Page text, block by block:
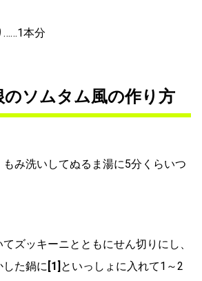
……1本分
のソムタム風の作り方
み洗いしてぬるま湯に5分くらいつ
ズッキーニとともにせん切りにし、
した鍋に [1] といっしょに入れて1～2